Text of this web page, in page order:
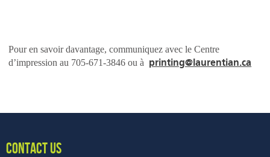
Pour en savoir davantage, communiquez avec le Centre
d’impression au 705-671-3846 ou à printing@laurentian.ca
CONTACT US